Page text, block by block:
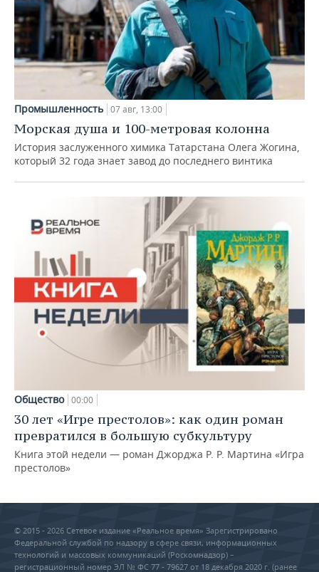
Промышленность 07 авг, 13:00
Морская душа и 100-метровая колонна
История заслуженного химика Татарстана Олега Жогина,
который 32 года знает завод до последнего винтика
Общество 00:00
30 лет «Игре престолов»: как один роман
превратился в большую субкультуру
Книга этой недели — роман Джорджа Р. Р. Мартина «Игра
престолов»
© 2015 - 2026 Сетевое издание «Реальное время» Зарегистрировано
Федеральной службой по надзору в сфере связи, информационных
технологий и массовых коммуникаций (Роскомнадзор) –
регистрационный номер ЭЛ № ФС 77 - 79627 от 18 декабря 2020 г. (ранее